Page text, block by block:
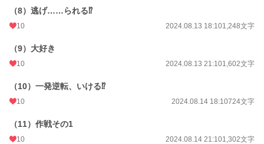
（8）逃げ……られる⁉
10 2024.08.13 18:101,248文字
（9）大好き
10 2024.08.13 21:101,602文字
（10）一発逆転、いける⁉
10 2024.08.14 18:10724文字
（11）作戦その1
10 2024.08.14 21:101,302文字